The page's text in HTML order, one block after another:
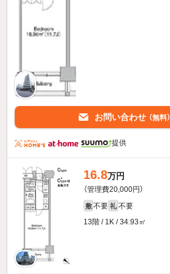
お問い合わせ （無料）
提供
16.8万円
（管理費20,000円）
敷 不要 礼 不要
13階 / 1K / 34.93㎡